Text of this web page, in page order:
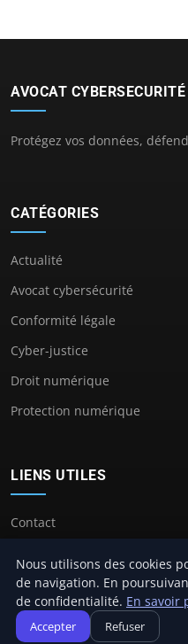
AVOCAT CYBERSECURITÉ
Protégez vos données,
CATÉGORIES
Actualité
Avocat cybersécurité
Conformité légale
Cyber-justice
Droit numérique
Protection numérique
LIENS UTILES
Contact
© 2026 Avocat
À proposMentions
Nous utilisons des cookies
de navigation. En
de confidentialité. En savoir
Accepter Refuser